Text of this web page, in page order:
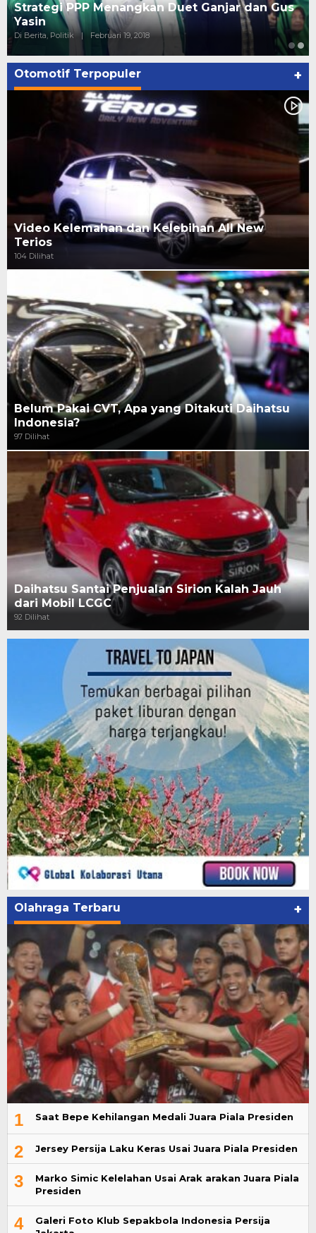
Strategi PPP Menangkan Duet Ganjar dan Gus
Yasin
Di Berita, Politik | Februari 19, 2018
Otomotif Terpopuler +
Video Kelemahan dan Kelebihan All New
Terios
104 Dilihat
Belum Pakai CVT, Apa yang Ditakuti Daihatsu
Indonesia?
97 Dilihat
Daihatsu Santai Penjualan Sirion Kalah Jauh
dari Mobil LCGC
92 Dilihat
Olahraga Terbaru +
1 Saat Bepe Kehilangan Medali Juara Piala Presiden
2 Jersey Persija Laku Keras Usai Juara Piala Presiden
3
Marko Simic Kelelahan Usai Arak arakan Juara Piala
Presiden
4
Galeri Foto Klub Sepakbola Indonesia Persija